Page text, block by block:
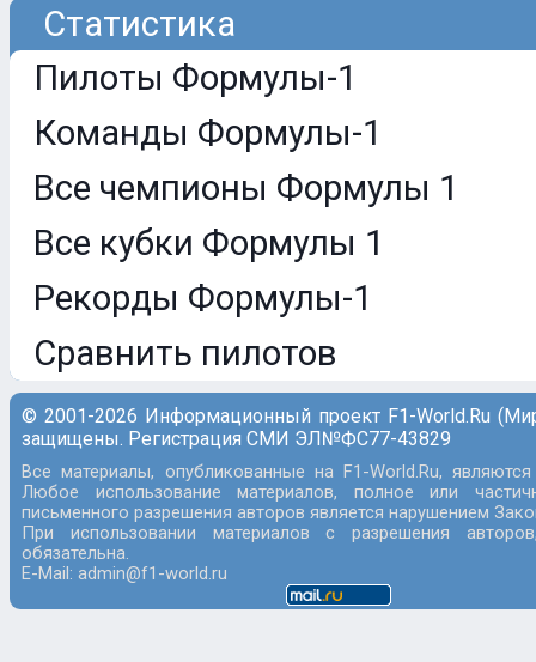
Статистика
Пилоты Формулы-1
Команды Формулы-1
Все чемпионы Формулы 1
Все кубки Формулы 1
Рекорды Формулы-1
Сравнить пилотов
© 2001-2026 Информационный проект F1-World.Ru
защищены. Регистрация СМИ ЭЛ№ФС77-43829
Все материалы, опубликованные на F1-World.Ru,
Любое использование материалов, полное или
письменного разрешения авторов является нарушением
При использовании материалов с разрешения
обязательна.
E-Mail: admin@f1-world.ru